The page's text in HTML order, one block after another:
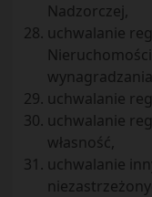
Nadzorczej,
uchwalanie
uchwalanie
uchwalanie
własność,
uchwalanie